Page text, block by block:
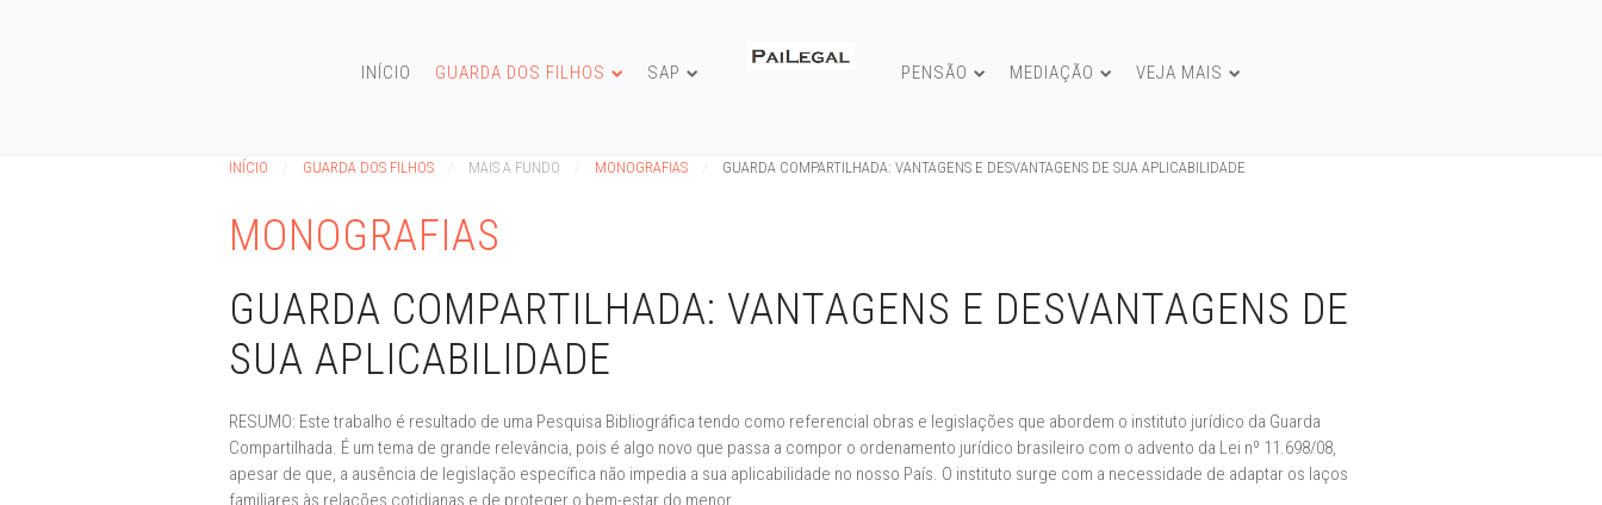
INÍCIO GUARDA DOS FILHOS SAP PENSÃO MEDIAÇÃO VEJA MAIS
INÍCIO GUARDA DOS FILHOS MAIS A FUNDO MONOGRAFIAS GUARDA COMPARTILHADA: VANTAGENS E DESVANTAGENS DE SUA APLICABILIDADE
MONOGRAFIAS
GUARDA COMPARTILHADA: VANTAGENS E DESVANTAGENS DE
SUA APLICABILIDADE
RESUMO: Este trabalho é resultado de uma Pesquisa Bibliográfica tendo como referencial obras e legislações que abordem o instituto jurídico da Guarda
Compartilhada. É um tema de grande relevância, pois é algo novo que passa a compor o ordenamento jurídico brasileiro com o advento da Lei nº 11.698/08,
apesar de que, a ausência de legislação específica não impedia a sua aplicabilidade no nosso País. O instituto surge com a necessidade de adaptar os laços
familiares às relações cotidianas e de proteger o bem-estar do menor.